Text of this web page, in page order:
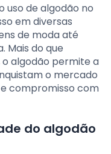
uso de algodão no
em diversas
de moda até
Mais do que
algodão permite a
o mercado
compromisso com
do algodão